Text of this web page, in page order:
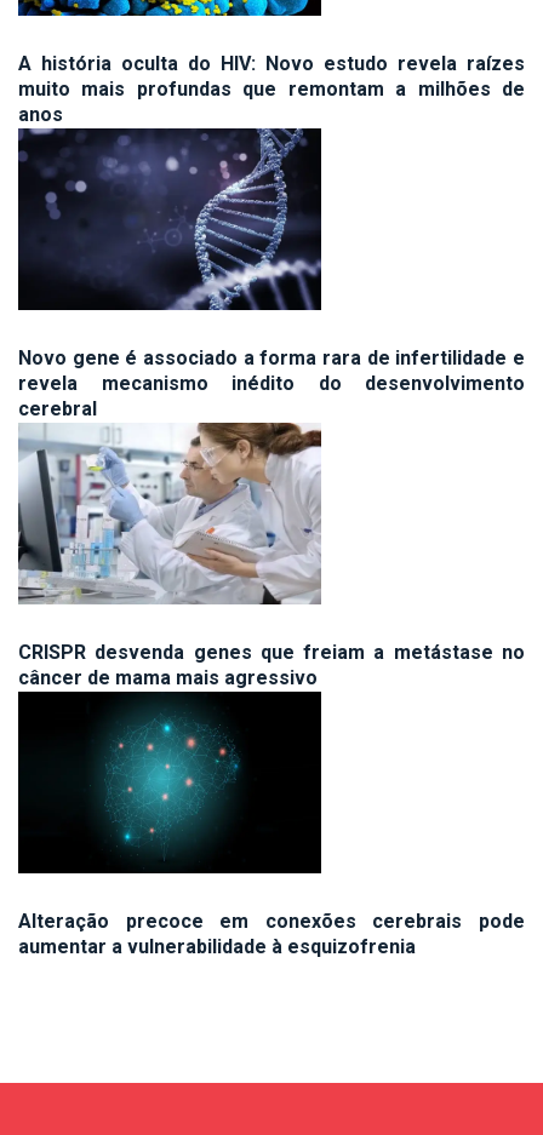
A história oculta do HIV: Novo estudo revela raízes
muito mais profundas que remontam a milhões de
anos
Novo gene é associado a forma rara de infertilidade e
revela mecanismo inédito do desenvolvimento
cerebral
CRISPR desvenda genes que freiam a metástase no
câncer de mama mais agressivo
Alteração precoce em conexões cerebrais pode
aumentar a vulnerabilidade à esquizofrenia